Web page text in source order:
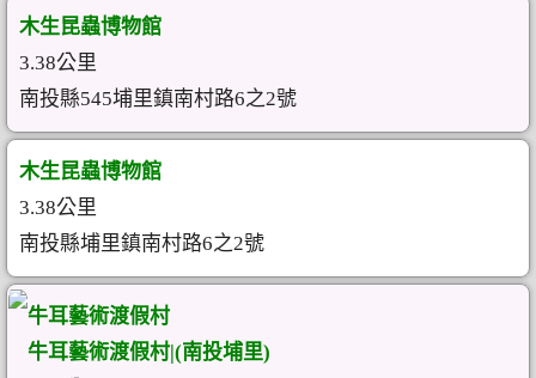
木生昆蟲博物館
3.38公里
南投縣545埔里鎮南村路6之2號
木生昆蟲博物館
3.38公里
南投縣埔里鎮南村路6之2號
牛耳藝術渡假村
牛耳藝術渡假村|(南投埔里)